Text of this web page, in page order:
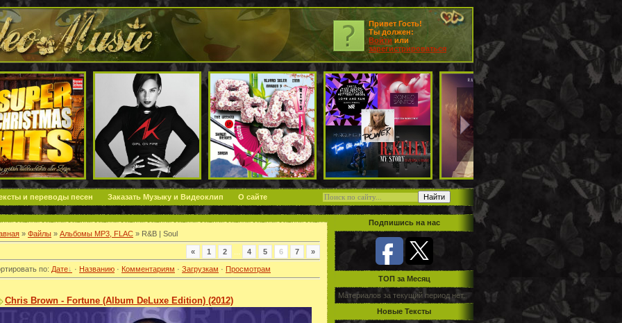
Привет Гость!
Ты должен:
Войти или
зарегистрироваться
и переводы песен Заказать Музыку и Видеоклип О сайте
» Файлы » Альбомы MP3, FLAC » R&B | Soul
« 1 2 4 5 6 7 »
по: Дате · Названию · Комментариям · Загрузкам · Просмотрам
Chris Brown - Fortune (Album DeLuxe Edition) (2012)
Подпишись на нас
TOП за Месяц
Материалов за текущий период нет.
Новые Тексты